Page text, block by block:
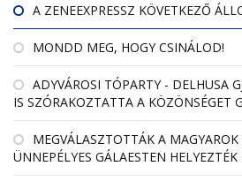
A ZENEEXPRESSZ KÖVETKEZŐ
MONDD MEG, HOGY CSINÁLOD!
ADYVÁROSI TÓPARTY - DELHUSA
IS SZÓRAKOZTATTA A KÖZÖNSÉGET
MEGVÁLASZTOTTÁK A MAGYAROK
ÜNNEPÉLYES GÁLAESTEN HELYEZTÉK